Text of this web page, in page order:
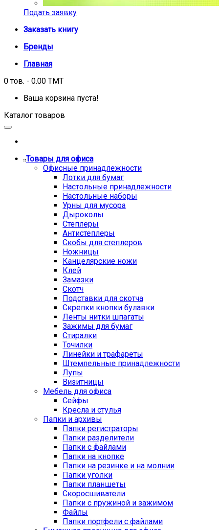
Подать заявку
Заказать книгу
Бренды
Главная
0 тов. - 0.00 TMT
Ваша корзина пуста!
Каталог товаров
Товары для офиса
Офисные принадлежности
Лотки для бумаг
Настольные принадлежности
Настольные наборы
Урны для мусора
Дыроколы
Степлеры
Антистеплеры
Скобы для степлеров
Ножницы
Канцелярские ножи
Клей
Замазки
Скотч
Подставки для скотча
Скрепки кнопки булавки
Ленты нитки шпагаты
Зажимы для бумаг
Стиралки
Точилки
Линейки и трафареты
Штемпельные принадлежности
Лупы
Визитницы
Мебель для офиса
Сейфы
Кресла и стулья
Папки и архивы
Папки регистраторы
Папки разделители
Папки с файлами
Папки на кнопке
Папки на резинке и на молнии
Папки уголки
Папки планшеты
Скоросшиватели
Папки с пружиной и зажимом
Файлы
Папки портфели с файлами